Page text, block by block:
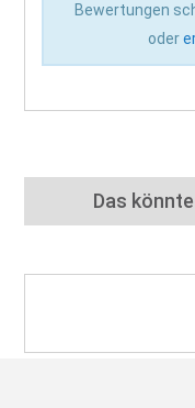
Bewertungen
oder
Das